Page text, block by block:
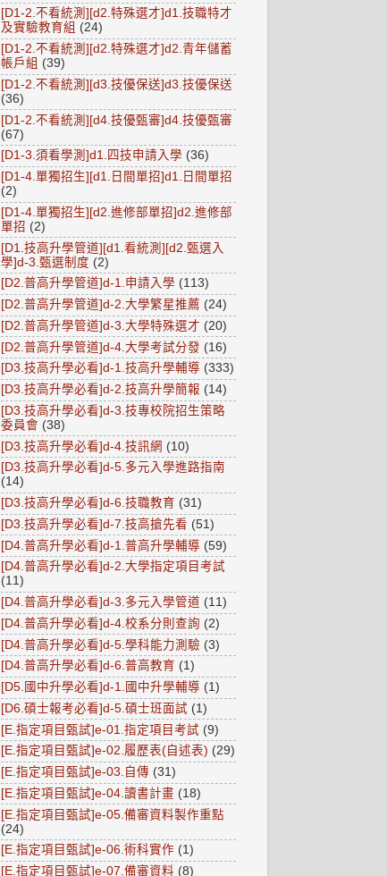
[D1-2.不看統測][d2.特殊選才]d1.技職特才
及實驗教育組 (24)
[D1-2.不看統測][d2.特殊選才]d2.青年儲蓄
帳戶組 (39)
[D1-2.不看統測][d3.技優保送]d3.技優保送
(36)
[D1-2.不看統測][d4.技優甄審]d4.技優甄審
(67)
[D1-3.須看學測]d1.四技申請入學 (36)
[D1-4.單獨招生][d1.日間單招]d1.日間單招
(2)
[D1-4.單獨招生][d2.進修部單招]d2.進修部
單招 (2)
[D1.技高升學管道][d1.看統測][d2.甄選入
學]d-3.甄選制度 (2)
[D2.普高升學管道]d-1.申請入學 (113)
[D2.普高升學管道]d-2.大學繁星推薦 (24)
[D2.普高升學管道]d-3.大學特殊選才 (20)
[D2.普高升學管道]d-4.大學考試分發 (16)
[D3.技高升學必看]d-1.技高升學輔導 (333)
[D3.技高升學必看]d-2.技高升學簡報 (14)
[D3.技高升學必看]d-3.技專校院招生策略
委員會 (38)
[D3.技高升學必看]d-4.技訊網 (10)
[D3.技高升學必看]d-5.多元入學進路指南
(14)
[D3.技高升學必看]d-6.技職教育 (31)
[D3.技高升學必看]d-7.技高搶先看 (51)
[D4.普高升學必看]d-1.普高升學輔導 (59)
[D4.普高升學必看]d-2.大學指定項目考試
(11)
[D4.普高升學必看]d-3.多元入學管道 (11)
[D4.普高升學必看]d-4.校系分則查詢 (2)
[D4.普高升學必看]d-5.學科能力測驗 (3)
[D4.普高升學必看]d-6.普高教育 (1)
[D5.國中升學必看]d-1.國中升學輔導 (1)
[D6.碩士報考必看]d-5.碩士班面試 (1)
[E.指定項目甄試]e-01.指定項目考試 (9)
[E.指定項目甄試]e-02.履歷表(自述表) (29)
[E.指定項目甄試]e-03.自傳 (31)
[E.指定項目甄試]e-04.讀書計畫 (18)
[E.指定項目甄試]e-05.備審資料製作重點
(24)
[E.指定項目甄試]e-06.術科實作 (1)
[E.指定項目甄試]e-07.備審資料 (8)